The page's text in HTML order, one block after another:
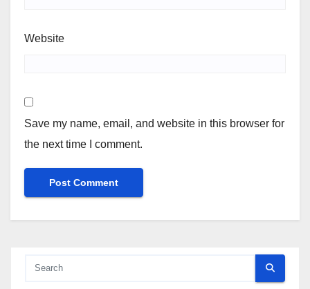
Website
Save my name, email, and website in this browser for
the next time I comment.